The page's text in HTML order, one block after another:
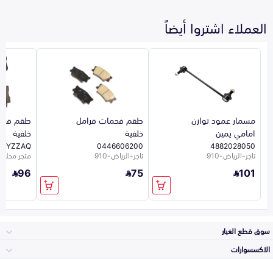
العملاء اشتروا أيضاً
مسمار عمود توازن
امامي يمين
4882028050
تاجر-الرياض-910
101
طقم فحمات فرامل
خلفية
0446606200
تاجر-الرياض-910
75
طقم
خلفية
متجر محلي
96
سوق قطع الغيار
الاكسسوارات